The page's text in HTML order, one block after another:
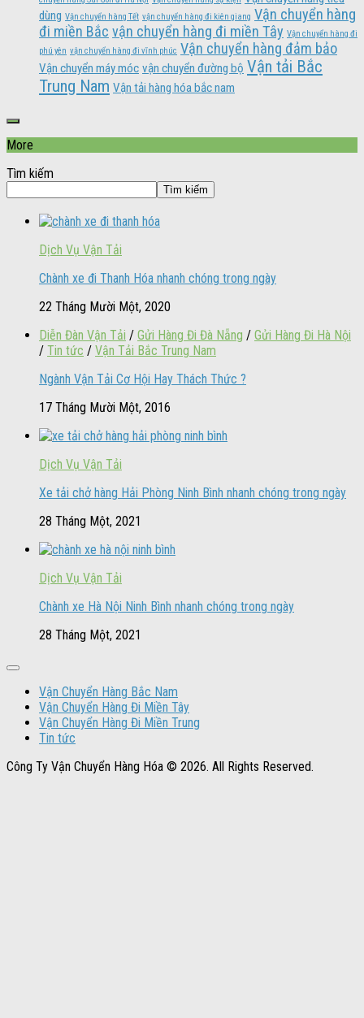
dùng Vận chuyển hàng Tết vận chuyển hàng đi kiên giang Vận chuyển hàng
đi miền Bắc vận chuyển hàng đi miền Tây Vận chuyển hàng đi
phú yên vận chuyển hàng đi vĩnh phúc Vận chuyển hàng đảm bảo
Vận chuyển máy móc vận chuyển đường bộ Vận tải Bắc
Trung Nam Vận tải hàng hóa bắc nam
More
Tìm kiếm
Tìm kiếm
Dịch Vụ Vận Tải
Chành xe đi Thanh Hóa nhanh chóng trong ngày
22 Tháng Mười Một, 2020
Diễn Đàn Vận Tải / Gửi Hàng Đi Đà Nẵng / Gửi Hàng Đi Hà Nội
/ Tin tức / Vận Tải Bắc Trung Nam
Ngành Vận Tải Cơ Hội Hay Thách Thức ?
17 Tháng Mười Một, 2016
Dịch Vụ Vận Tải
Xe tải chở hàng Hải Phòng Ninh Bình nhanh chóng trong ngày
28 Tháng Một, 2021
Dịch Vụ Vận Tải
Chành xe Hà Nội Ninh Bình nhanh chóng trong ngày
28 Tháng Một, 2021
Vận Chuyển Hàng Bắc Nam
Vận Chuyển Hàng Đi Miền Tây
Vận Chuyển Hàng Đi Miền Trung
Tin tức
Công Ty Vận Chuyển Hàng Hóa © 2026. All Rights Reserved.